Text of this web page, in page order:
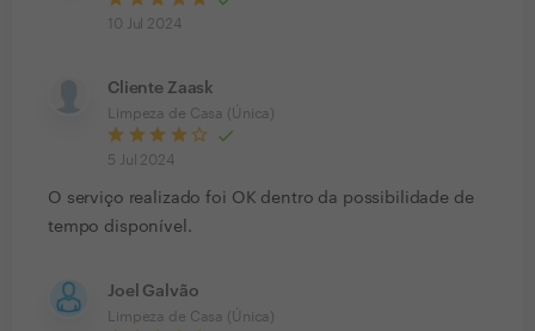
10 Jul 2024
Cliente Zaask
Limpeza de Casa (Única)
5 Jul 2024
O serviço realizado foi OK dentro da possibilidade de
tempo disponível.
Joel Galvão
Limpeza de Casa (Única)